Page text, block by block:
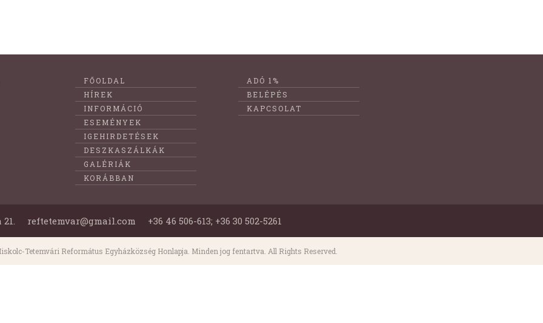
Lábléc
menüje
FŐOLDAL
HÍREK
INFORMÁCIÓ
ESEMÉNYEK
IGEHIRDETÉSEK
DESZKASZÁLKÁK
GALÉRIÁK
KORÁBBAN
ADÓ 1%
BELÉPÉS
KAPCSOLAT
reftetemvar@gmail.com +36 46 506-613; +36 30 502-5261
Tetemvári Református Egyházközség Honlapja. Minden jog fentartva. All Rights Reserved.